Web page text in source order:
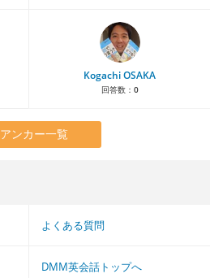
Kogachi OSAKA
回答数： 0
アンカー一覧
よくある質問
DMM英会話トップへ